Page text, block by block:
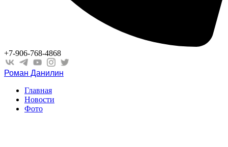
+7-906-768-4868
Роман Данилин
Главная
Новости
Фото